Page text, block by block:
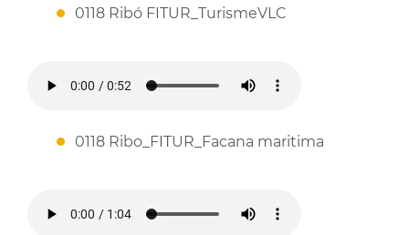
0118 Ribó FITUR_TurismeVLC
0118 Ribo_FITUR_Facana maritima